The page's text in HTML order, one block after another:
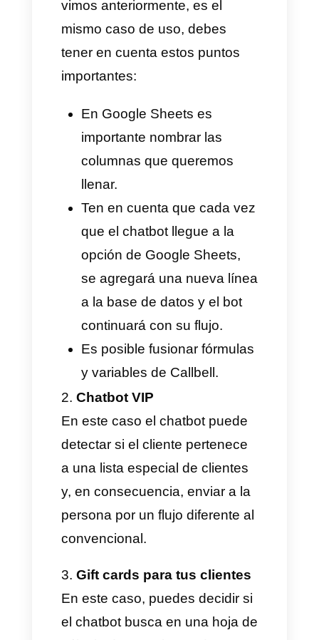
este caso insertar fila, y
vacía encontrada.
Finalmente, añadimos los
valores de las columnas: en
este caso son 3, uno para
nombre, otro para dirección y
otro para email. Todos se
conectan a sus respectivas
variables y damos clic en
guardar.